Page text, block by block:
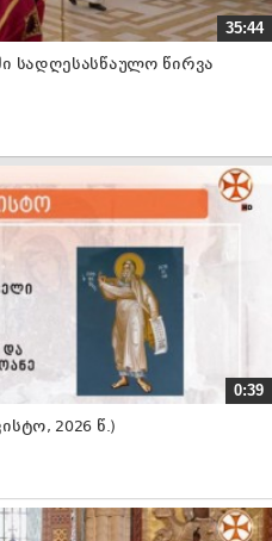
35:44
სადღესასწაულო წირვა
0:39
2026 წ.)